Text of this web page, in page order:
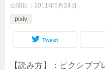
公開日： 2011年6月24日
pixiv
Tweet
【読み方】：ピクシブプ